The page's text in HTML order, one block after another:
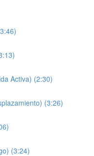
Activa) (2:30)
(3:26)
(3:24)